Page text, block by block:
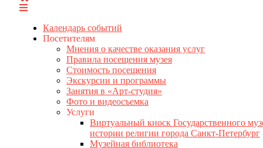
Календарь событий
Посетителям
Мнения о качестве оказания услуг
Правила посещения музея
Стоимость посещения
Экскурсии и программы
Занятия в «Арт-студия»
Фото и видеосъемка
Услуги
Виртуальный киоск Государственного
истории религии города Санкт-Петербург
Музейная библиотека